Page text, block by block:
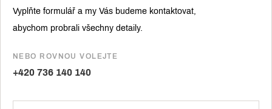
Vyplňte formulář a my Vás budeme kontaktovat,
abychom probrali všechny detaily.
NEBO ROVNOU VOLEJTE
+420 736 140 140
Ponechte toto pole prázdné.